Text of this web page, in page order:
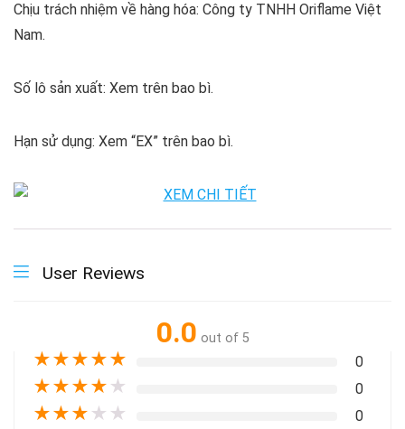
Chịu trách nhiệm về hàng hóa: Công ty TNHH Oriflame Việt
Nam.
Số lô sản xuất: Xem trên bao bì.
Hạn sử dụng: Xem “EX” trên bao bì.
User Reviews
0.0 out of 5
★★★★★ 0
★★★★ ★ 0
★★★ ★ ★ 0